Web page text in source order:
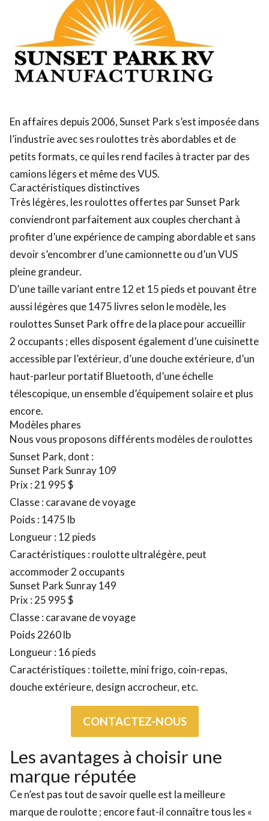
En affaires depuis 2006, Sunset Park s’est imposée dans
l’industrie avec ses roulottes très abordables et de
petits formats, ce qui les rend faciles à tracter par des
camions légers et même des VUS.
Caractéristiques distinctives
Très légères, les roulottes offertes par Sunset Park
conviendront parfaitement aux couples cherchant à
profiter d’une expérience de camping abordable et sans
devoir s’encombrer d’une camionnette ou d’un VUS
pleine grandeur.
D’une taille variant entre 12 et 15 pieds et pouvant être
aussi légères que 1475 livres selon le modèle, les
roulottes Sunset Park offre de la place pour accueillir
2 occupants ; elles disposent également d’une cuisinette
accessible par l’extérieur, d’une douche extérieure, d’un
haut-parleur portatif Bluetooth, d’une échelle
télescopique, un ensemble d’équipement solaire et plus
encore.
Modèles phares
Nous vous proposons différents modèles de roulottes
Sunset Park, dont :
Sunset Park Sunray 109
Prix : 21 995 $
Classe : caravane de voyage
Poids : 1475 lb
Longueur : 12 pieds
Caractéristiques : roulotte ultralégère, peut
accommoder 2 occupants
Sunset Park Sunray 149
Prix : 25 995 $
Classe : caravane de voyage
Poids 2260 lb
Longueur : 16 pieds
Caractéristiques : toilette, mini frigo, coin-repas,
douche extérieure, design accrocheur, etc.
CONTACTEZ-NOUS
Les avantages à choisir une
marque réputée
Ce n’est pas tout de savoir quelle est la meilleure
marque de roulotte ; encore faut-il connaître tous les «